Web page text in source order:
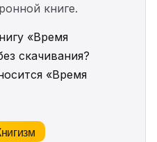
книге.
«Время
скачивания?
«Время